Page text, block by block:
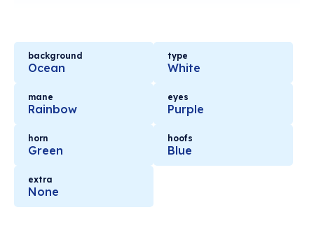
background
Ocean
type
White
mane
Rainbow
eyes
Purple
horn
Green
hoofs
Blue
extra
None